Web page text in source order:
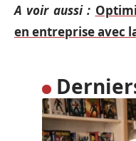
A voir aussi :
en entreprise avec